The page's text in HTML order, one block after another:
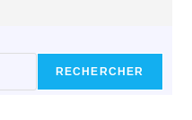
RECHERCHER